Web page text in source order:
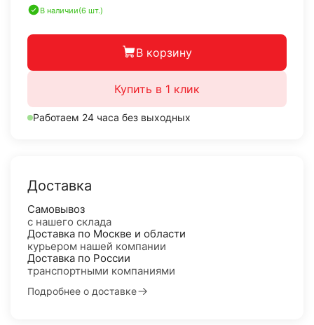
В наличии(6 шт.)
В корзину
Купить в 1 клик
Работаем 24 часа без выходных
Доставка
Самовывоз
с нашего склада
Доставка по Москве и области
курьером нашей компании
Доставка по России
транспортными компаниями
Подробнее о доставке